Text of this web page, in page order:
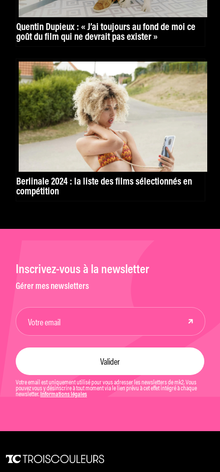
Quentin Dupieux : « J’ai toujours au fond de moi ce
goût du film qui ne devrait pas exister »
Berlinale 2024 : la liste des films sélectionnés en
compétition
Inscrivez-vous à la newsletter
Gérer mes newsletters
Votre email est uniquement utilisé pour vous adresser les newsletters de mk2. Vous
pouvez vous y désinscrire à tout moment via le lien prévu à cet effet intégré à chaque
newsletter. Informations légales